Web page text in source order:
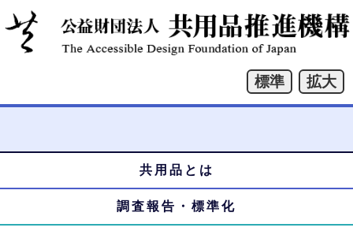
メ
ニ
共用品とは
調査報告・標準化